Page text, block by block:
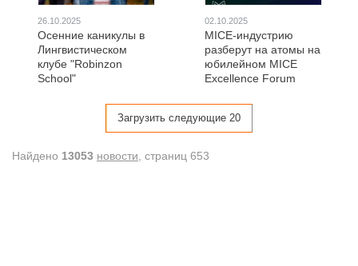
26.10.2025
Осенние каникулы в
Лингвистическом
клубе "Robinzon
School"
02.10.2025
MICE-индустрию
разберут на атомы на
юбилейном MICE
Excellence Forum
Загрузить следующие 20
Найдено 13053 новости , cтраниц 653